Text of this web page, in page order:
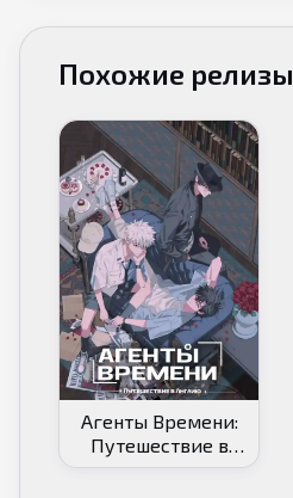
Похожие релизы
Агенты Времени:
Путешествие в
Англию